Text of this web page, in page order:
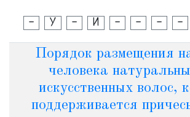
- У - И - - - -
Порядок размещения
человека
искусственных волос,
поддерживается